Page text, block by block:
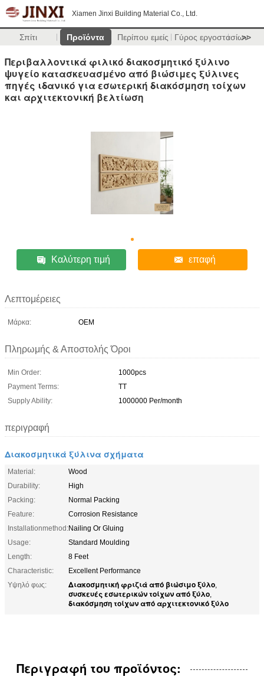
Xiamen Jinxi Building Material Co., Ltd.
Σπίτι Προϊόντα Περίπου εμείς Γύρος εργοστασίων
>>
Περιβαλλοντικά φιλικό διακοσμητικό ξύλινο
ψυγείο κατασκευασμένο από βιώσιμες ξύλινες
πηγές ιδανικό για εσωτερική διακόσμηση τοίχων
και αρχιτεκτονική βελτίωση
Καλύτερη τιμή επαφή
Λεπτομέρειες
Μάρκα: OEM
Πληρωμής & Αποστολής Όροι
Min Order:
1000pcs
Payment Terms:
TT
Supply Ability:
1000000 Per/month
περιγραφή
Διακοσμητικά ξύλινα σχήματα
Material:
Wood
Durability:
High
Packing:
Normal Packing
Feature:
Corrosion Resistance
Installationmethod:Nailing Or Gluing
Usage:
Standard Moulding
Length:
8 Feet
Characteristic:
Excellent Performance
Υψηλό φως:
Διακοσμητική φριζιά από βιώσιμο ξύλο,
συσκευές εσωτερικών τοίχων από ξύλο,
διακόσμηση τοίχων από αρχιτεκτονικό ξύλο
Περιγραφή του προϊόντος: